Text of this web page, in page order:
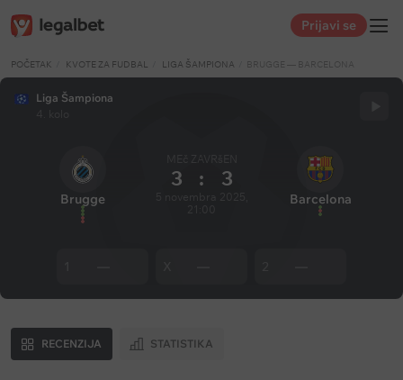
Prijavi se
POČETAK KVOTE ZA FUDBAL LIGA ŠAMPIONA BRUGGE — BARCELONA
Liga Šampiona
Brugge
MEč ZAVRšEN
3 : 3
Barcelona
RECENZIJA STATISTIKA